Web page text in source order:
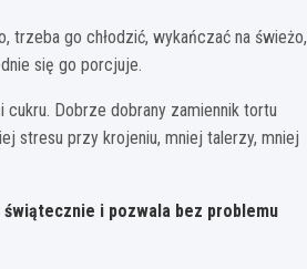
go chłodzić, wykańczać na świeżo,
się go porcjuje.
cukru. Dobrze dobrany zamiennik tortu
stresu przy krojeniu, mniej talerzy, mniej
świątecznie i pozwala bez problemu